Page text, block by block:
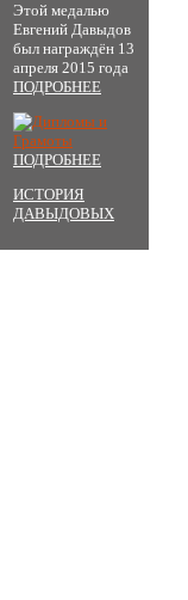
Этой медалью
Евгений Давыдов
был награждён 13
апреля 2015 года
ПОДРОБНЕЕ
ПОДРОБНЕЕ
ИСТОРИЯ
ДАВЫДОВЫХ